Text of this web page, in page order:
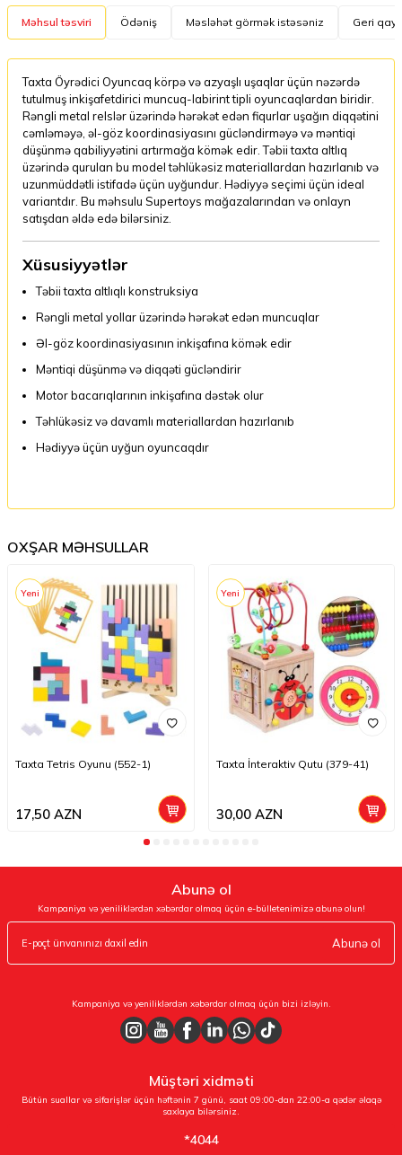
Məhsul təsviri Ödəniş Məsləhət görmək istəsəniz Geri
Taxta Öyrədici Oyuncaq körpə və azyaşlı uşaqlar üçün nəzərdə
tutulmuş inkişafetdirici muncuq-labirint tipli oyuncaqlardan biridir.
Rəngli metal relslər üzərində hərəkət edən fiqurlar uşağın diqqətini
cəmləməyə, əl-göz koordinasiyasını gücləndirməyə və məntiqi
düşünmə qabiliyyətini artırmağa kömək edir. Təbii taxta altlıq
üzərində qurulan bu model təhlükəsiz materiallardan hazırlanıb və
uzunmüddətli istifadə üçün uyğundur. Hədiyyə seçimi üçün ideal
variantdır. Bu məhsulu Supertoys mağazalarından və onlayn
satışdan əldə edə bilərsiniz.
Xüsusiyyətlər
Təbii taxta altlıqlı konstruksiya
Rəngli metal yollar üzərində hərəkət edən muncuqlar
Əl-göz koordinasiyasının inkişafına kömək edir
Məntiqi düşünmə və diqqəti gücləndirir
Motor bacarıqlarının inkişafına dəstək olur
Təhlükəsiz və davamlı materiallardan hazırlanıb
Hədiyyə üçün uyğun oyuncaqdır
OXŞAR MƏHSULLAR
Yeni
Taxta Tetris Oyunu (552-1)
17,50 AZN
Yeni
Taxta İnteraktiv Qutu (379-41)
30,00AZN
Abunə ol
Kampaniya və yeniliklərdən xəbərdar olmaq üçün e-bülletenimizə abunə olun!
Abunə ol
Kampaniya və yeniliklərdən xəbərdar olmaq üçün bizi izləyin.
Müştəri xidməti
Bütün suallar və sifarişlər üçün həftənin 7 günü, saat 09:00-dan 22:00-a qədər əlaqə
saxlaya bilərsiniz.
*4044